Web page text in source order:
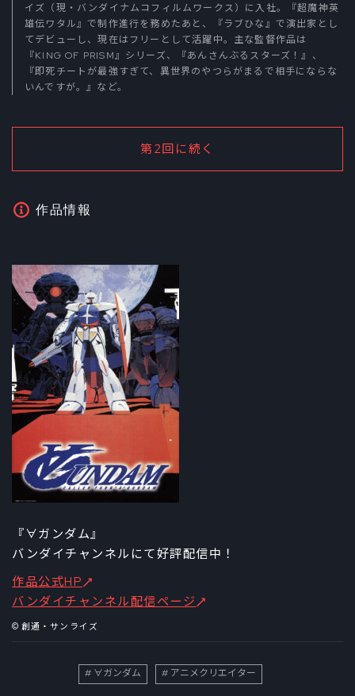
イズ（現・バンダイナムコフィルムワークス）に入社。『超魔神英
雄伝ワタル』で制作進行を務めたあと、『ラブひな』で演出家とし
てデビューし、現在はフリーとして活躍中。主な監督作品は
『KING OF PRISM』シリーズ、『あんさんぶるスターズ！』、
『即死チートが最強すぎて、異世界のやつらがまるで相手にならな
いんですが。』など。
第2回に続く
作品情報
『∀ガンダム』
バンダイチャンネルにて好評配信中！
作品公式HP
バンダイチャンネル配信ページ
© 創通・サンライズ
∀ガンダム アニメクリエイター